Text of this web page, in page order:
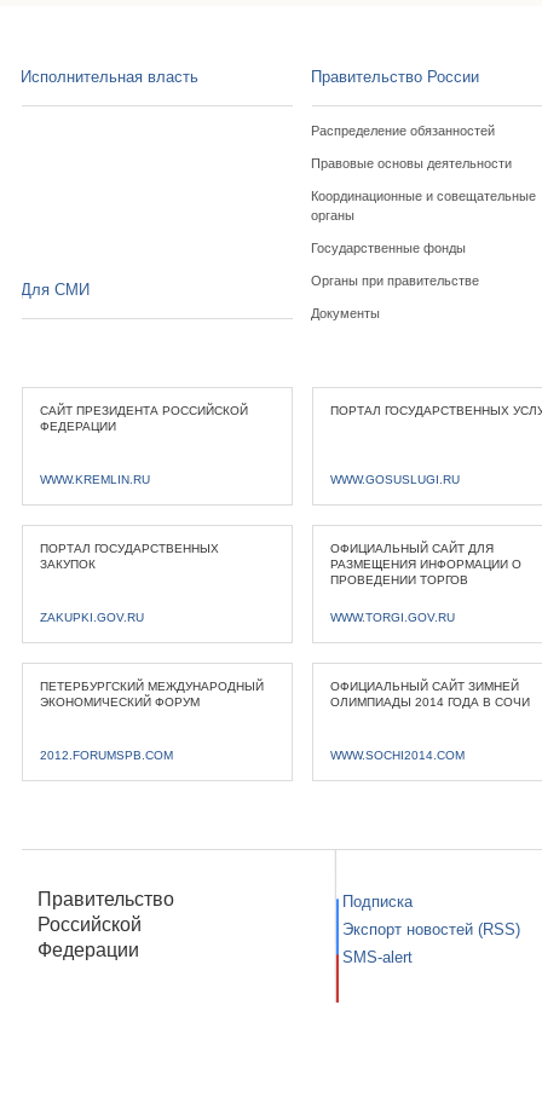
Исполнительная власть Правительство России
Распределение обязанностей
Правовые основы деятельности
Координационные и совещательные
органы
Государственные фонды
Органы при правительстве
Документы
Для СМИ
САЙТ ПРЕЗИДЕНТА РОССИЙСКОЙ
ФЕДЕРАЦИИ
WWW.KREMLIN.RU
ПОРТАЛ ГОСУДАРСТВЕННЫХ
WWW.GOSUSLUGI.RU
ПОРТАЛ ГОСУДАРСТВЕННЫХ
ЗАКУПОК
ZAKUPKI.GOV.RU
ОФИЦИАЛЬНЫЙ САЙТ ДЛЯ
РАЗМЕЩЕНИЯ ИНФОРМАЦИИ О
ПРОВЕДЕНИИ ТОРГОВ
WWW.TORGI.GOV.RU
ПЕТЕРБУРГСКИЙ МЕЖДУНАРОДНЫЙ
ЭКОНОМИЧЕСКИЙ ФОРУМ
2012.FORUMSPB.COM
ОФИЦИАЛЬНЫЙ САЙТ ЗИМНЕЙ
ОЛИМПИАДЫ 2014 ГОДА В СОЧИ
WWW.SOCHI2014.COM
Правительство
Российской
Федерации
Подписка
Экспорт новостей (RSS)
SMS-alert